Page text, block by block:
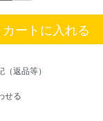
返品等）
せる